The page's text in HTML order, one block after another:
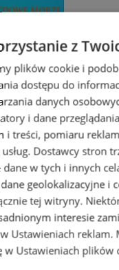
z
plików cookie i
dostępu do
danych
i dane
i treści, pomiaru
Dostawcy stron
w tych i innych
geolokalizacyjne i
tej witryny.
interesie
Ustawieniach reklam.
w Ustawieniach plików